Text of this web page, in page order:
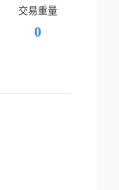
交易重量
0